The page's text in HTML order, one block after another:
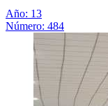
Año: 13
Número: 484